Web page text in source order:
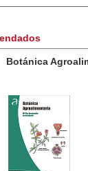
Agroalimentaria